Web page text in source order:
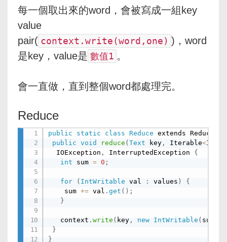
每一個取出來的word，會被寫成一組key
value
pair( context.write(word,one) )，word
是key，value是 數值1 。
會一直做，直到整個word都處理完。
Reduce
public static class Reduce extends Reducer
public
void reduce (Text key , Iterable<
  IOException
, InterruptedException {
int sum = 0 ;
for ( IntWritable val : values )
{
    sum
+= val .get ( ) ;
}
   context
.write ( key , new IntWritable ( sum
}
}